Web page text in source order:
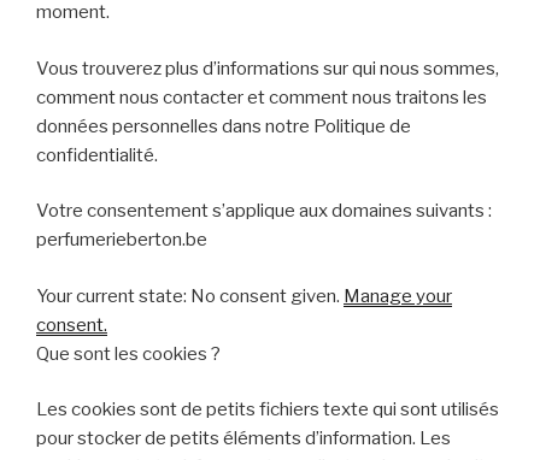
moment.
Vous trouverez plus d’informations sur qui nous sommes,
comment nous contacter et comment nous traitons les
données personnelles dans notre Politique de
confidentialité.
Votre consentement s’applique aux domaines suivants :
perfumerieberton.be
Your current state: No consent given. Manage your
consent.
Que sont les cookies ?
Les cookies sont de petits fichiers texte qui sont utilisés
pour stocker de petits éléments d’information. Les